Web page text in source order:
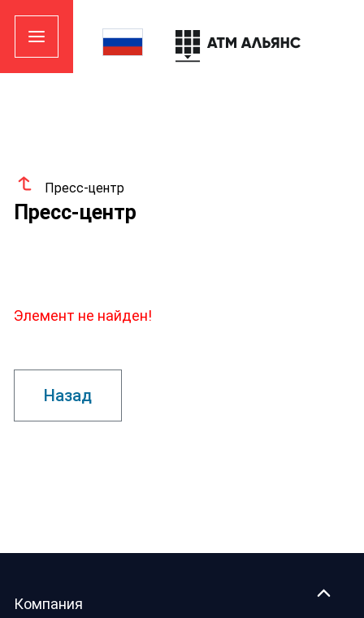
Пресс-центр
Пресс-центр
Элемент не найден!
Назад
Компания